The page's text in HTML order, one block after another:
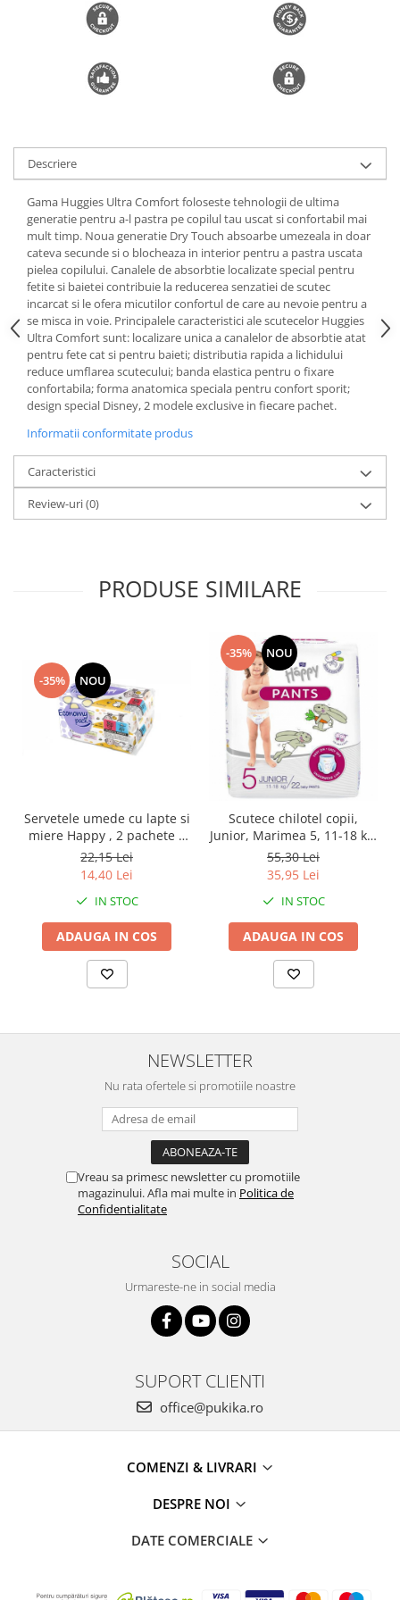
Trimmere si Fierastrae
Descriere
Gama Huggies Ultra Comfort foloseste tehnologii de ultima
generatie pentru a-l pastra pe copilul tau uscat si confortabil mai
mult timp. Noua generatie Dry Touch absoarbe umezeala in doar
cateva secunde si o blocheaza in interior pentru a pastra uscata
pielea copilului. Canalele de absorbtie localizate special pentru
fetite si baietei contribuie la reducerea senzatiei de scutec
incarcat si le ofera micutilor confortul de care au nevoie pentru a
se misca in voie. Principalele caracteristici ale scutecelor Huggies
Ultra Comfort sunt: localizare unica a canalelor de absorbtie atat
pentru fete cat si pentru baieti; distributia rapida a lichidului
reduce umflarea scutecului; banda elastica pentru o fixare
confortabila; forma anatomica speciala pentru confort sporit;
design special Disney, 2 modele exclusive in fiecare pachet.
Informatii conformitate produs
Caracteristici
Review-uri(0)
PRODUSE SIMILARE
-35% NOU
Servetele umede cu lapte si
miere Happy , 2 pachete x
64 bucati, 128 bucati
22,15 Lei
14,40 Lei
IN STOC
ADAUGA IN COS
-35% NOU
Scutece chilotel copii,
Junior, Marimea 5, 11-18 kg,
22 bucati
55,30 Lei
35,95 Lei
IN STOC
ADAUGA IN COS
NEWSLETTER
Nu rata ofertele si promotiile noastre
Vreau sa primesc newsletter cu promotiile
magazinului. Afla mai multe in Politica de
Confidentialitate
SOCIAL
Urmareste-ne in social media
SUPORT CLIENTI
office@pukika.ro
COMENZI & LIVRARI
DESPRE NOI
DATE COMERCIALE